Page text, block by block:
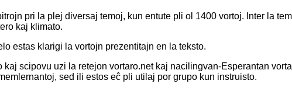
pri la plej diversaj temoj, kun entute pli ol 1400 vortoj. Inter la
kaj klimato.
estas klarigi la vortojn prezentitajn en la teksto.
scipovu uzi la retejon vortaro.net kaj nacilingvan-Esperantan
sed ili estos eĉ pli utilaj por grupo kun instruisto.